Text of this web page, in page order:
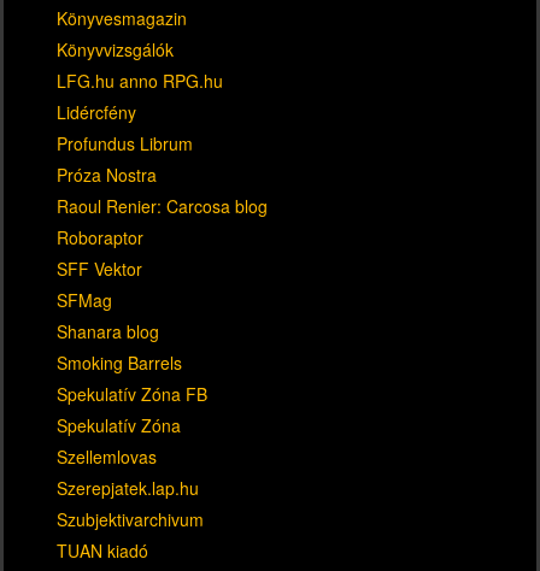
Könyvesmagazin
Könyvvizsgálók
LFG.hu anno RPG.hu
Lidércfény
Profundus Librum
Próza Nostra
Raoul Renier: Carcosa blog
Roboraptor
SFF Vektor
SFMag
Shanara blog
Smoking Barrels
Spekulatív Zóna FB
Spekulatív Zóna
Szellemlovas
Szerepjatek.lap.hu
Szubjektivarchivum
TUAN kiadó